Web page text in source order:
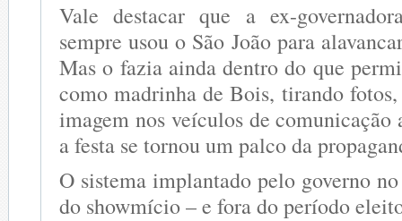
Vale destacar que a ex-
sempre usou o São João para
Mas o fazia ainda dentro do que
como madrinha de Bois, tirando
imagem nos veículos de comunicação
a festa se tornou um palco da
O sistema implantado pelo governo
do showmício – e fora do período